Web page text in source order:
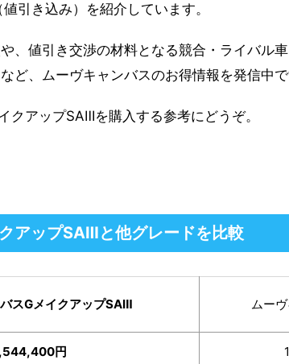
引き込み）を紹介しています。
、値引き交渉の材料となる競合・ライバル
ど、ムーヴキャンバスのお得情報を発信中で
クアップSAⅢを購入する参考にどうぞ。
アップSAⅢと他グレードを比較
スGメイクアップSAⅢ ムー
円